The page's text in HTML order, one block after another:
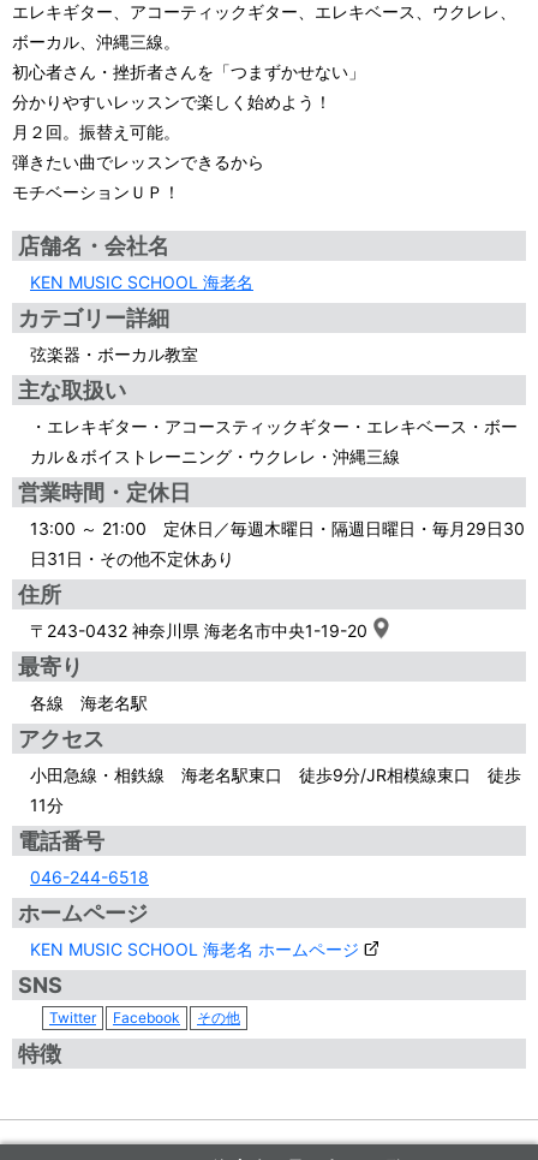
エレキギター、アコーティックギター、エレキベース、ウクレレ、
ボーカル、沖縄三線。
初心者さん・挫折者さんを「つまずかせない」
分かりやすいレッスンで楽しく始めよう！
月２回。振替え可能。
弾きたい曲でレッスンできるから
モチベーションＵＰ！
店舗名・会社名
KEN MUSIC SCHOOL 海老名
カテゴリー詳細
弦楽器・ボーカル教室
主な取扱い
・エレキギター・アコースティックギター・エレキベース・ボー
カル＆ボイストレーニング・ウクレレ・沖縄三線
営業時間・定休日
13:00 ～ 21:00 定休日／毎週木曜日・隔週日曜日・毎月29日30
日31日・その他不定休あり
住所
〒243-0432 神奈川県 海老名市中央1-19-20
最寄り
各線 海老名駅
アクセス
小田急線・相鉄線 海老名駅東口 徒歩9分/JR相模線東口 徒歩
11分
電話番号
046-244-6518
ホームページ
KEN MUSIC SCHOOL 海老名 ホームページ
SNS
Twitter Facebook その他
特徴